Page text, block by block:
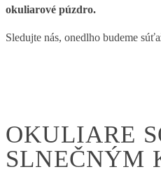
okuliarové púzdro.
Sledujte nás, onedlho budeme
OKULIARE
SLNEČNÝM